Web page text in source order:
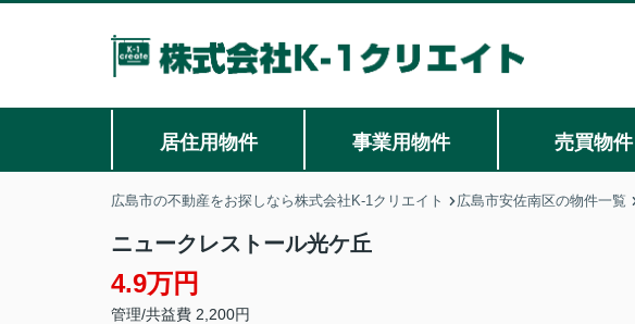
居住用物件 事業用物件 売買物件
広島市の不動産をお探しなら株式会社K-1クリエイト 広島市安佐南区の物件一覧
ニュークレストール光ケ丘
4.9万円
管理/共益費 2,200円